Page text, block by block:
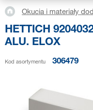
Okucia i materiały
HETTICH
ALU. ELOX
Kod asortymentu 306479